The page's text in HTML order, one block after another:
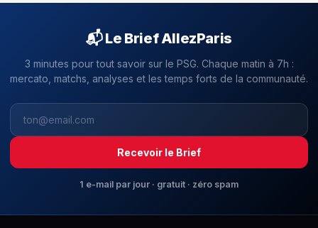
📬 Le Brief AllezParis
3 minutes pour tout savoir sur le PSG. Chaque matin à 7h :
mercato, matchs, analyses et les temps forts de la communauté.
Recevoir le Brief
1 e-mail par jour · gratuit · zéro spam